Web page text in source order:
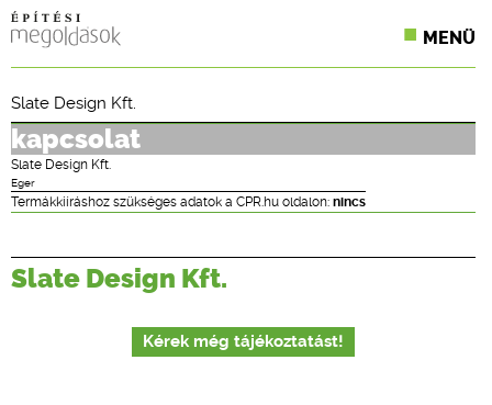
MENÜ
ONLINE KÉPZÉSEK
TERVEZÉSI SEGÉDLETEK
Slate Design Kft.
kapcsolat
Slate Design Kft.
Eger
Termákkiíráshoz szükséges adatok a CPR.hu oldalon: nincs
Slate Design Kft.
Kérek még tájékoztatást!